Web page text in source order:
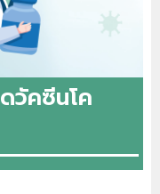
วัคซีนโค